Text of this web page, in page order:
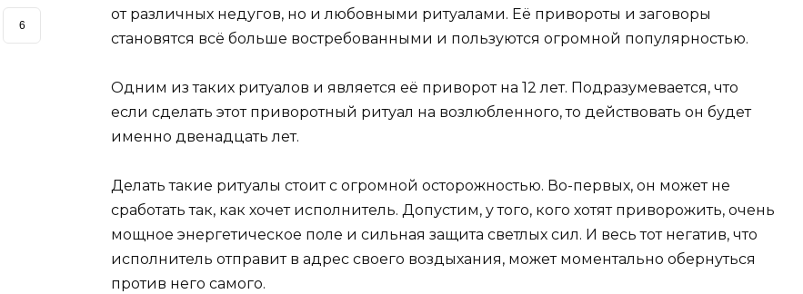
от различных недугов, но и любовными ритуалами. Её привороты и заговоры
становятся всё больше востребованными и пользуются огромной популярностью.
Одним из таких ритуалов и является её приворот на 12 лет. Подразумевается, что
если сделать этот приворотный ритуал на возлюбленного, то действовать он будет
именно двенадцать лет.
Делать такие ритуалы стоит с огромной осторожностью. Во-первых, он может не
сработать так, как хочет исполнитель. Допустим, у того, кого хотят приворожить, очень
мощное энергетическое поле и сильная защита светлых сил. И весь тот негатив, что
исполнитель отправит в адрес своего воздыхания, может моментально обернуться
против него самого.
6